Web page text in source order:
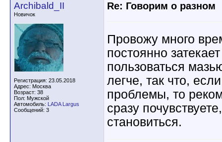
Archibald_II
Новичок
Регистрация: 23.05.2018
Адрес: Москва
Возраст: 38
Пол: Мужской
Автомобиль: LADA Largus
Сообщений: 3
Re: Говорим о разном
Провожу много
постоянно
пользоваться
легче, так что,
проблемы, то
сразу
становиться.